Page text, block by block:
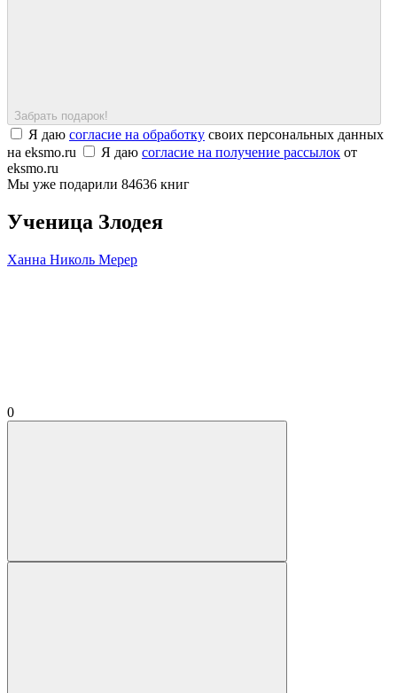
Забрать подарок!
Я даю согласие на обработку своих персональных данных
на eksmo.ru
Я даю согласие на получение рассылок от
eksmo.ru
Мы уже подарили 84636 книг
Ученица Злодея
Ханна Николь Мерер
0